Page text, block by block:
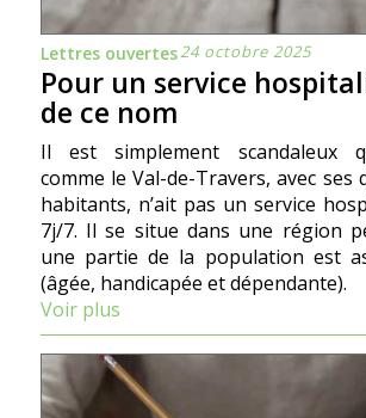
Lettres ouvertes24 octobre 2025
Pour un service
de ce nom
Il est simplement scandaleux
comme le Val-de-Travers, avec ses
habitants, n’ait pas un service
7j/7. Il se situe dans une région
une partie de la population est
(âgée, handicapée et dépendante).
Voir plus